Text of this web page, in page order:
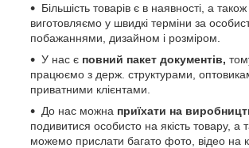
Більшість товарів є в наявності, а також
виготовляємо у швидкі терміни за
побажаннями, дизайном і розміром.
У нас є повний пакет документів,
працюємо з держ. структурами,
приватними клієнтами.
До нас можна приїхати на
подивитися особисто на якість товару, а
можемо прислати багато фото, відео на